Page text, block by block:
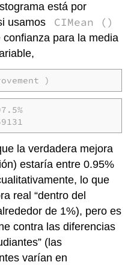
está por
usamos
CIMean ()
para la media
)
la verdadera mejora
estaría entre 0.95%
lo que
real “dentro del
de 1%), pero es
contra las diferencias
(las
varían en